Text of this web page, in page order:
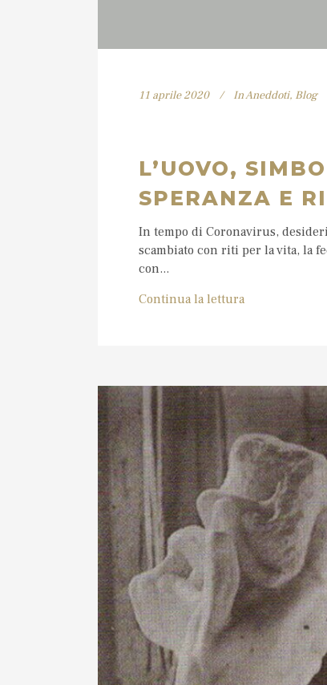
11 aprile 2020 InAneddoti, Blog
L’UOVO,
SPERANZA E
In tempo di Coronavirus,
scambiato con riti per la vita, la
con...
Continua la lettura